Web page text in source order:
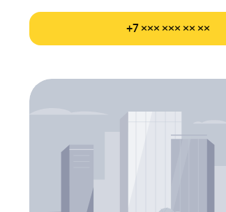
+7 ××× ××× ×× ××